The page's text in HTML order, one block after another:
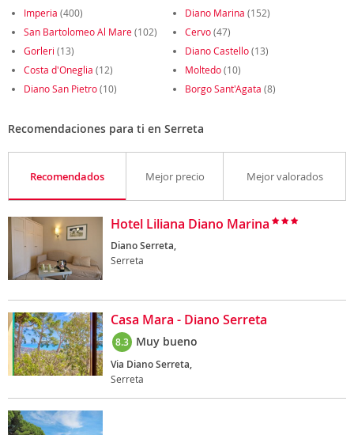
Imperia (400) Diano Marina (152)
San Bartolomeo Al Mare(102) Cervo(47)
Gorleri (13) Diano Castello(13)
Costa d'Oneglia (12) Moltedo(10)
Diano San Pietro(10) Borgo Sant'Agata (8)
Recomendaciones para ti en Serreta
Recomendados Mejor precio Mejor valorados
Hotel Liliana Diano Marina
Diano Serreta,
Serreta
Casa Mara - Diano Serreta
8.3 Muy bueno
Via Diano Serreta,
Serreta